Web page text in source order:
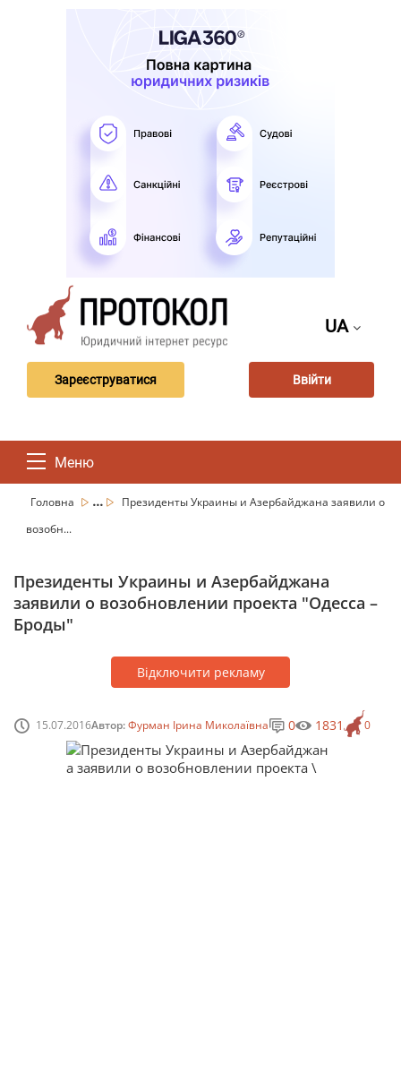
UA
Зареєструватися Ввійти
Меню
Головна ...
Президенты Украины и Азербайджана заявили о
возобн...
Президенты Украины и Азербайджана
заявили о возобновлении проекта "Одесса –
Броды"
Відключити рекламу
15.07.2016Автор:Фурман Ірина Миколаївна 0
0 1831